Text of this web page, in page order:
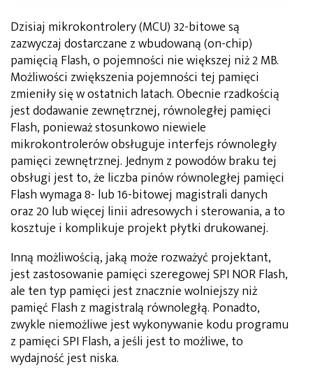
Dzisiaj mikrokontrolery (MCU) 32-bitowe są
zazwyczaj dostarczane z wbudowaną (on-chip)
pamięcią Flash, o pojemności nie większej niż 2 MB.
Możliwości zwiększenia pojemności tej pamięci
zmieniły się w ostatnich latach. Obecnie rzadkością
jest dodawanie zewnętrznej, równoległej pamięci
Flash, ponieważ stosunkowo niewiele
mikrokontrolerów obsługuje interfejs równoległy
pamięci zewnętrznej. Jednym z powodów braku tej
obsługi jest to, że liczba pinów równoległej pamięci
Flash wymaga 8- lub 16-bitowej magistrali danych
oraz 20 lub więcej linii adresowych i sterowania, a to
kosztuje i komplikuje projekt płytki drukowanej.
Inną możliwością, jaką może rozważyć projektant,
jest zastosowanie pamięci szeregowej SPI NOR Flash,
ale ten typ pamięci jest znacznie wolniejszy niż
pamięć Flash z magistralą równoległą. Ponadto,
zwykle niemożliwe jest wykonywanie kodu programu
z pamięci SPI Flash, a jeśli jest to możliwe, to
wydajność jest niska.